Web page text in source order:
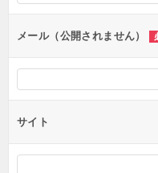
ョ
ンメール（公開されません）
サイト